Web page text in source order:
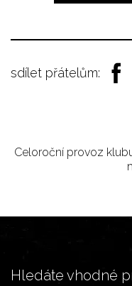
sdílet přátelům:
Celoroční provoz
Hledáte vhodné